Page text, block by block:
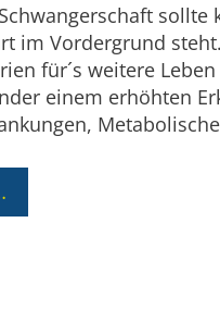
sollte
im Vordergrund
für´s weitere
einem erhöhten